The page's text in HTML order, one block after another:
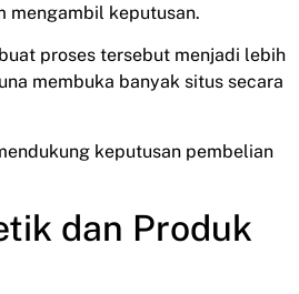
mengambil keputusan.
proses tersebut menjadi lebih
membuka banyak situs secara
keputusan pembelian
dan Produk